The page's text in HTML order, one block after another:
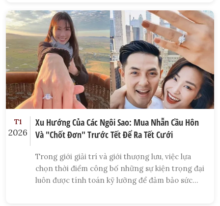
việc cầu hôn trước Tết và chuẩn bị nhẫn cầu hôn
sớm chính là "thời điểm vàng" để thiết lập một
nền móng hôn nhân bền vững.
T1
2026
Xu Hướng Của Các Ngôi Sao: Mua Nhẫn Cầu Hôn
Và "Chốt Đơn" Trước Tết Để Ra Tết Cưới
Trong giới giải trí và giới thượng lưu, việc lựa
chọn thời điểm công bố những sự kiện trọng đại
luôn được tính toán kỹ lưỡng để đảm bảo sức